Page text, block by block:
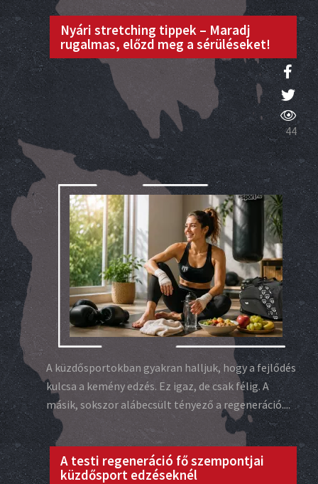
Nyári stretching tippek – Maradj
rugalmas, előzd meg a sérüléseket!
44
A küzdősportokban gyakran halljuk, hogy a fejlődés
kulcsa a kemény edzés. Ez igaz, de csak félig. A
másik, sokszor alábecsült tényező a regeneráció....
A testi regeneráció fő szempontjai
küzdősport edzéseknél